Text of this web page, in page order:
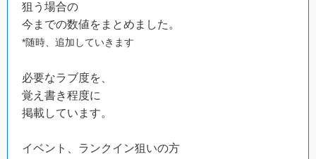
狙う場合の
今までの数値をまとめました。
*随時、追加していきます
必要なラブ度を、
覚え書き程度に
掲載しています。
イベント、ランクイン狙いの方